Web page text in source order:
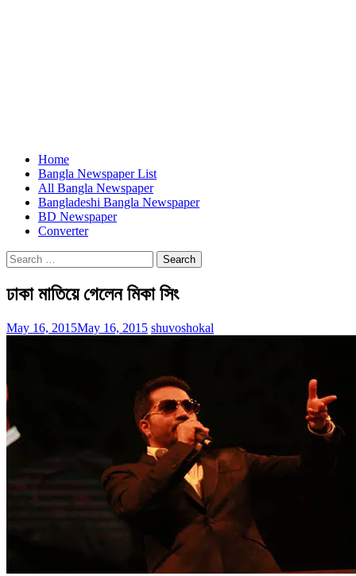
Home
Bangla Newspaper List
All Bangla Newspaper
Bangladeshi Bangla Newspaper
BD Newspaper
Converter
Search
for:
ঢাকা মাতিয়ে গেলেন মিকা সিং
May 16, 2015May 16, 2015 shuvoshokal